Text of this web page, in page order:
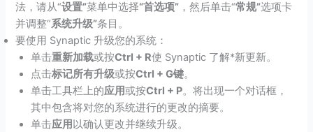
法，请从“设置”菜单中选择“首选项” ，然后单击“常规”选项卡
并调整“系统升级”条目。
要使用 Synaptic 升级您的系统：
单击重新加载或按Ctrl + R使 Synaptic 了解*新更新。
点击标记所有升级或按Ctrl + G键。
单击工具栏上的应用或按Ctrl + P。将出现一个对话框，
其中包含将对您的系统进行的更改的摘要。
单击应用 以确认更改并继续升级。